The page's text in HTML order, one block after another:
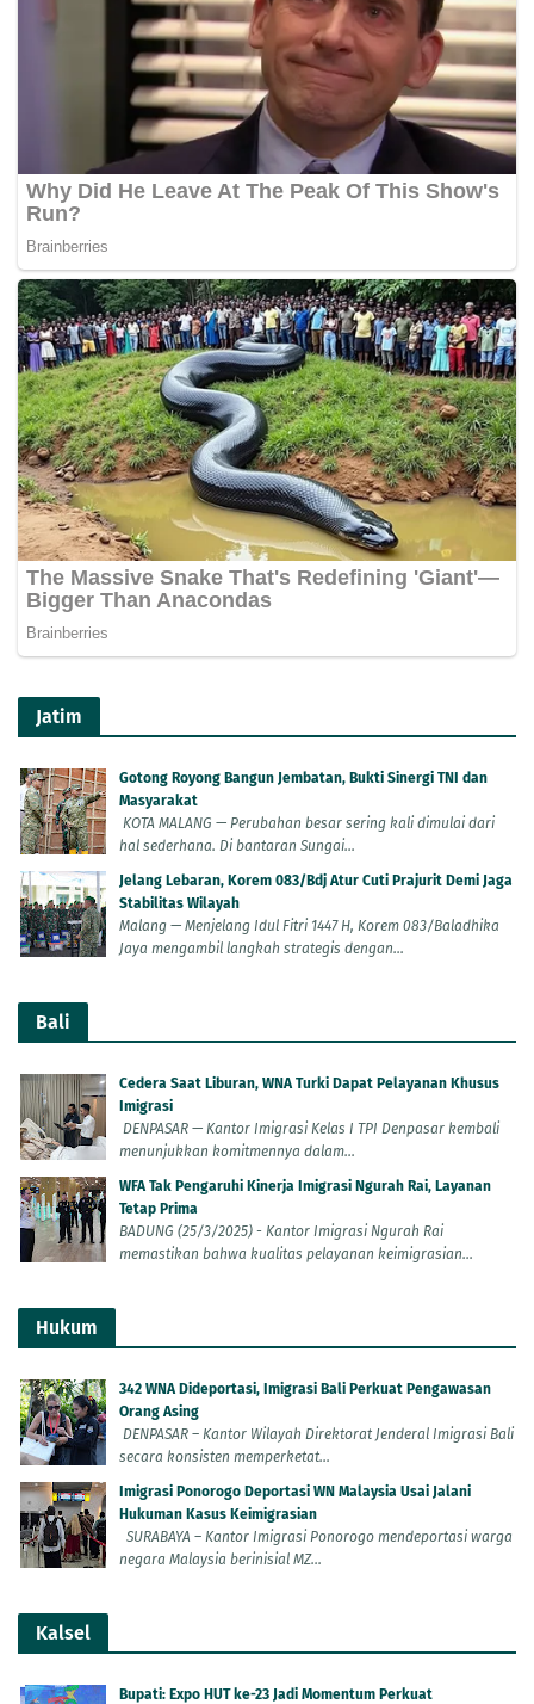
Jatim
Gotong Royong Bangun Jembatan, Bukti Sinergi TNI dan
Masyarakat
KOTA MALANG — Perubahan besar sering kali dimulai dari
hal sederhana. Di bantaran Sungai...
Jelang Lebaran, Korem 083/Bdj Atur Cuti Prajurit Demi Jaga
Stabilitas Wilayah
Malang — Menjelang Idul Fitri 1447 H, Korem 083/Baladhika
Jaya mengambil langkah strategis dengan...
Bali
Cedera Saat Liburan, WNA Turki Dapat Pelayanan Khusus
Imigrasi
DENPASAR — Kantor Imigrasi Kelas I TPI Denpasar kembali
menunjukkan komitmennya dalam...
WFA Tak Pengaruhi Kinerja Imigrasi Ngurah Rai, Layanan
Tetap Prima
BADUNG (25/3/2025) - Kantor Imigrasi Ngurah Rai
memastikan bahwa kualitas pelayanan keimigrasian...
Hukum
342 WNA Dideportasi, Imigrasi Bali Perkuat Pengawasan
Orang Asing
DENPASAR – Kantor Wilayah Direktorat Jenderal Imigrasi Bali
secara konsisten memperketat...
Imigrasi Ponorogo Deportasi WN Malaysia Usai Jalani
Hukuman Kasus Keimigrasian
SURABAYA – Kantor Imigrasi Ponorogo mendeportasi warga
negara Malaysia berinisial MZ...
Kalsel
Bupati: Expo HUT ke-23 Jadi Momentum Perkuat